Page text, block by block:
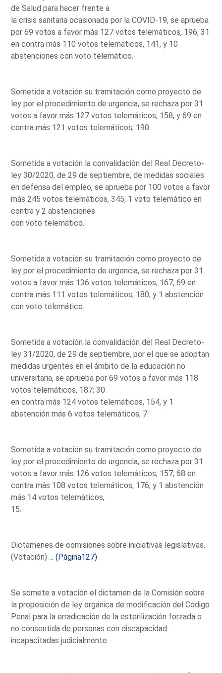
de Salud para hacer frente a
la crisis sanitaria ocasionada por la COVID-19, se aprueba
por 69 votos a favor más 127 votos telemáticos, 196; 31
en contra más 110 votos telemáticos, 141, y 10
abstenciones con voto telemático.
Sometida a votación su tramitación como proyecto de
ley por el procedimiento de urgencia, se rechaza por 31
votos a favor más 127 votos telemáticos, 158; y 69 en
contra más 121 votos telemáticos, 190.
Sometida a votación la convalidación del Real Decreto-
ley 30/2020, de 29 de septiembre, de medidas sociales
en defensa del empleo, se aprueba por 100 votos a favor
más 245 votos telemáticos, 345; 1 voto telemático en
contra y 2 abstenciones
con voto telemático.
Sometida a votación su tramitación como proyecto de
ley por el procedimiento de urgencia, se rechaza por 31
votos a favor más 136 votos telemáticos, 167; 69 en
contra más 111 votos telemáticos, 180, y 1 abstención
con voto telemático.
Sometida a votación la convalidación del Real Decreto-
ley 31/2020, de 29 de septiembre, por el que se adoptan
medidas urgentes en el ámbito de la educación no
universitaria, se aprueba por 69 votos a favor más 118
votos telemáticos, 187; 30
en contra más 124 votos telemáticos, 154, y 1
abstención más 6 votos telemáticos, 7.
Sometida a votación su tramitación como proyecto de
ley por el procedimiento de urgencia, se rechaza por 31
votos a favor más 126 votos telemáticos, 157; 68 en
contra más 108 votos telemáticos, 176; y 1 abstención
más 14 votos telemáticos,
15.
Dictámenes de comisiones sobre iniciativas legislativas.
(Votación) ...(Página127)
Se somete a votación el dictamen de la Comisión sobre
la proposición de ley orgánica de modificación del Código
Penal para la erradicación de la esterilización forzada o
no consentida de personas con discapacidad
incapacitadas judicialmente.